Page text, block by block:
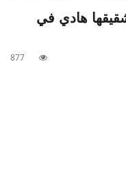
هادي في
877